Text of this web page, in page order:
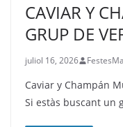
CAVIAR Y
GRUP DE
juliol 16, 2026
Caviar y Champán
Si estàs buscant un